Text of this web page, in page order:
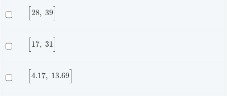
[28 39]
[17 31]
[4.17 13.69]